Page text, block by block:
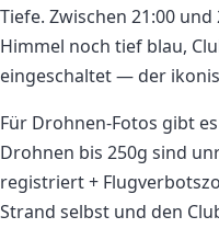
Tiefe. Zwischen 21:00
Himmel noch tief blau,
eingeschaltet — der
Für Drohnen-Fotos gibt
Drohnen bis 250g sind
registriert +
Strand selbst und den